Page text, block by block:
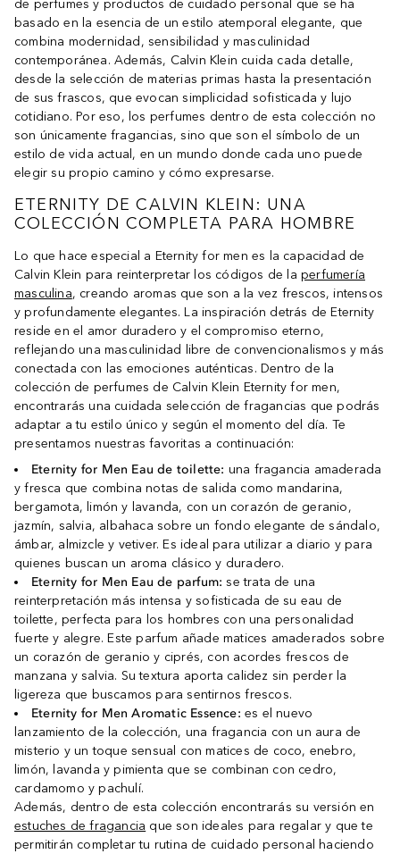
de perfumes y productos de cuidado personal que se ha
basado en la esencia de un estilo atemporal elegante, que
combina modernidad, sensibilidad y masculinidad
contemporánea. Además, Calvin Klein cuida cada detalle,
desde la selección de materias primas hasta la presentación
de sus frascos, que evocan simplicidad sofisticada y lujo
cotidiano. Por eso, los perfumes dentro de esta colección no
son únicamente fragancias, sino que son el símbolo de un
estilo de vida actual, en un mundo donde cada uno puede
elegir su propio camino y cómo expresarse.
ETERNITY DE CALVIN KLEIN: UNA
COLECCIÓN COMPLETA PARA HOMBRE
Lo que hace especial a Eternity for men es la capacidad de
Calvin Klein para reinterpretar los códigos de laperfumería
masculina, creando aromas que son a la vez frescos, intensos
y profundamente elegantes. La inspiración detrás de Eternity
reside en el amor duradero y el compromiso eterno,
reflejando una masculinidad libre de convencionalismos y más
conectada con las emociones auténticas. Dentro de la
colección de perfumes de Calvin Klein Eternity for men,
encontrarás una cuidada selección de fragancias que podrás
adaptar a tu estilo único y según el momento del día. Te
presentamos nuestras favoritas a continuación:
Eternity for Men Eau de toilette: una fragancia amaderada
y fresca que combina notas de salida como mandarina,
bergamota, limón y lavanda, con un corazón de geranio,
jazmín, salvia, albahaca sobre un fondo elegante de sándalo,
ámbar, almizcle y vetiver. Es ideal para utilizar a diario y para
quienes buscan un aroma clásico y duradero.
Eternity for Men Eau de parfum: se trata de una
reinterpretación más intensa y sofisticada de su eau de
toilette, perfecta para los hombres con una personalidad
fuerte y alegre. Este parfum añade matices amaderados sobre
un corazón de geranio y ciprés, con acordes frescos de
manzana y salvia. Su textura aporta calidez sin perder la
ligereza que buscamos para sentirnos frescos.
Eternity for Men Aromatic Essence: es el nuevo
lanzamiento de la colección, una fragancia con un aura de
misterio y un toque sensual con matices de coco, enebro,
limón, lavanda y pimienta que se combinan con cedro,
cardamomo y pachulí.
Además, dentro de esta colección encontrarás su versión en
estuches de fragancia que son ideales para regalar y que te
permitirán completar tu rutina de cuidado personal haciendo